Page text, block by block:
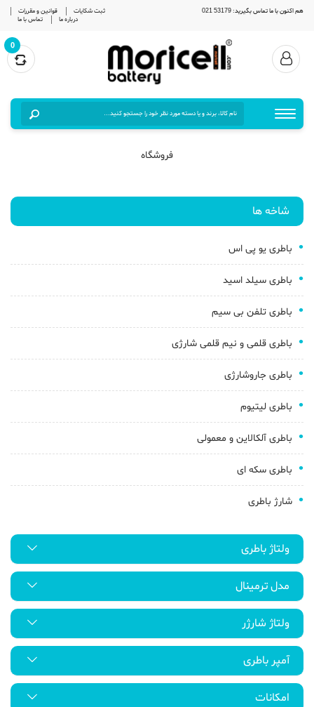
هم اکنون با ما تماس بگیرید: 53179 021 ثبت شکایات
قوانین و مقررات
درباره ما
تماس با ما
0
فروشگاه
شاخه ها
باطری یو پی اس
باطری سیلد اسید
باطری تلفن بی سیم
باطری قلمی و نیم قلمی شارژی
باطری جاروشارژی
باطری لیتیوم
باطری آلکالاین و معمولی
باطری سکه ای
شارژ باطری
ولتاژ باطری
مدل ترمینال
ولتاژ شارژر
آمپر باطری
امکانات